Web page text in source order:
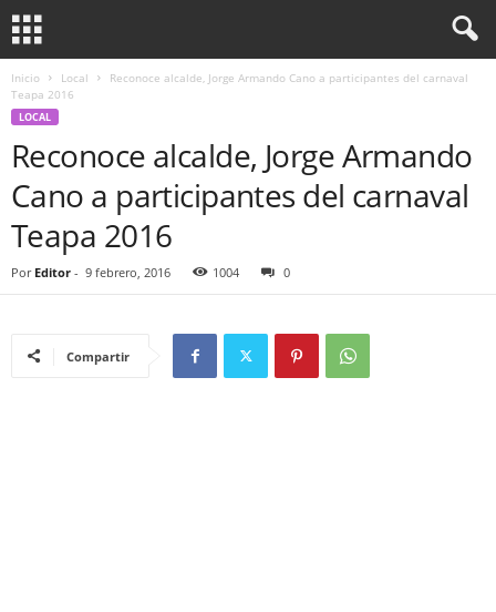
Inicio Local
Reconoce alcalde, Jorge Armando Cano a participantes del carnaval
Teapa 2016
LOCAL
Reconoce alcalde, Jorge Armando
Cano a participantes del carnaval
Teapa 2016
Por Editor - 9 febrero, 2016 1004 0
Compartir